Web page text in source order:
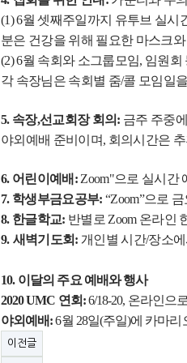
(1) 6월 셋째주일까지 유투브 실시
분은 건강을 위해 필요한 마스크
(2) 6월 속회와 소그룹모임, 임원회
각 속장님은 속회별 줌/콜 모임일
5. 속장,선교회장 회의 : 금주 주중
야외예배 준비이며, 회의시간은
6. 어린이예배 : Zoom"으로 실시간
7. 학생부금요공부: “Zoom”으로
8. 한글학교: 반별로 Zoom 온라인
9. 새벽기도회 : 개인별 시간/장소
10. 이달의 주요 예배와 행사
2020 UMC 연회 :6/18-20, 온라인으
야외예배: 6월 28일(주일)에 카마리
이전글